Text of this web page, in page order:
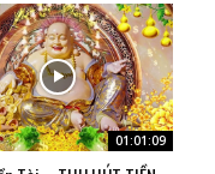
01:01:09